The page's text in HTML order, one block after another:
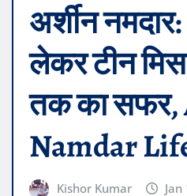
अर्शीन
लेकर टीन
तक का सफर,
Namdar
Kishor Kumar